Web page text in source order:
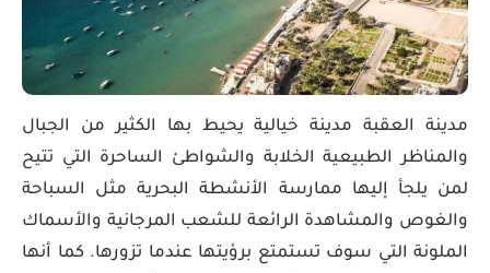
مدينة العقبة مدينة خيالية يحيط بها الكثير من الجبال
والمناظر الطبيعية الخلابة والشواطئ الساحرة التي تتيح
لمن يلجأ إليها ممارسة الأنشطة البحرية مثل السباحة
والغوص والمشاهدة الرائعة للشعب المرجانية والأسماك
الملونة التي سوف تستمتع برؤيتها عندما تزورها. كما أنها